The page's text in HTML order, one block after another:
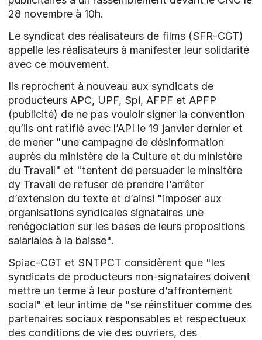
28 novembre à 10h.
Le syndicat des réalisateurs de films (SFR-CGT)
appelle les réalisateurs à manifester leur solidarité
avec ce mouvement.
Ils reprochent à nouveau aux syndicats de
producteurs APC, UPF, Spi, AFPF et APFP
(publicité) de ne pas vouloir signer la convention
qu’ils ont ratifié avec l’API le 19 janvier dernier et
de mener "une campagne de désinformation
auprès du ministère de la Culture et du ministère
du Travail" et "tentent de persuader le minsitère
dy Travail de refuser de prendre l’arrêter
d’extension du texte et d’ainsi "imposer aux
organisations syndicales signataires une
renégociation sur les bases de leurs propositions
salariales à la baisse".
Spiac-CGT et SNTPCT considèrent que "les
syndicats de producteurs non-signataires doivent
mettre un terme à leur posture d’affrontement
social" et leur intime de "se réinstituer comme des
partenaires sociaux responsables et respectueux
des conditions de vie des ouvriers, des